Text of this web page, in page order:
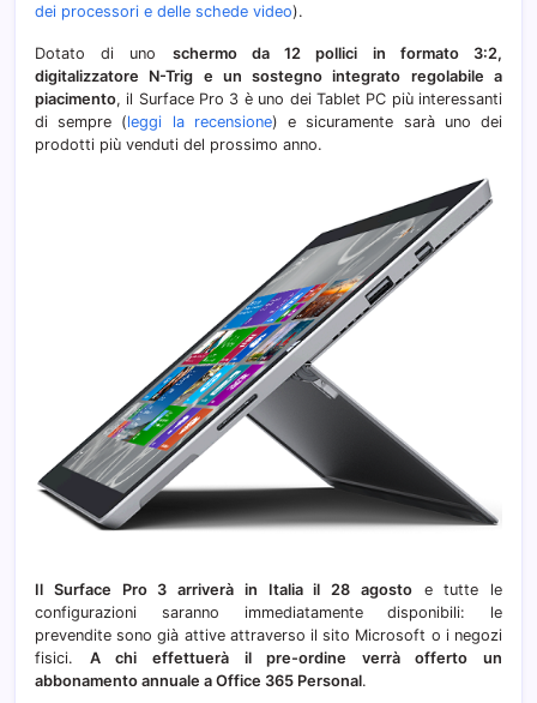
dei processori e delle schede video).
Dotato di uno schermo da 12 pollici in formato 3:2,
digitalizzatore N-Trig e un sostegno integrato regolabile a
piacimento, il Surface Pro 3 è uno dei Tablet PC più interessanti
di sempre (leggi la recensione) e sicuramente sarà uno dei
prodotti più venduti del prossimo anno.
Il Surface Pro 3 arriverà in Italia il 28 agostoe tutte le
configurazioni saranno immediatamente disponibili: le
prevendite sono già attive attraverso il sito Microsoft o i negozi
fisici. A chi effettuerà il pre-ordine verrà offerto un
abbonamento annuale a Office 365 Personal.